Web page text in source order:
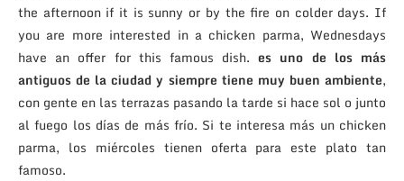
the afternoon if it is sunny or by the fire on colder days. If
you are more interested in a chicken parma, Wednesdays
have an offer for this famous dish.es uno de los más
antiguos de la ciudad y siempre tiene muy buen ambiente,
con gente en las terrazas pasando la tarde si hace sol o junto
al fuego los días de más frío. Si te interesa más un chicken
parma, los miércoles tienen oferta para este plato tan
famoso.